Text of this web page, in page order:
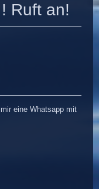
Ruft an!
eine Whatsapp mit